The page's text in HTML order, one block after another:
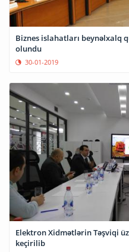
Biznes islahatları beynəlxalq
olundu
30-01-2019
Elektron Xidmətlərin Təşviqi
keçirilib